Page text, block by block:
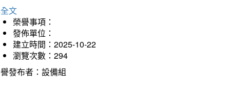
文
榮譽事項：
發佈單位：
建立時間：2025-10-22
瀏覽次數：294
發布者：設備組